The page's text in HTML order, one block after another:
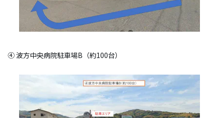
④ 波方中央病院駐車場B（約100台）